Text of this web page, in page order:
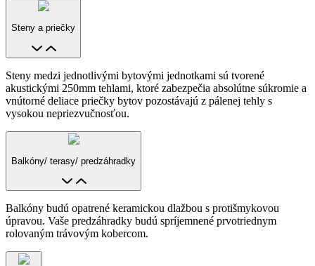
Steny a priečky
Steny medzi jednotlivými bytovými jednotkami sú tvorené
akustickými 250mm tehlami, ktoré zabezpečia absolútne súkromie a
vnútorné deliace priečky bytov pozostávajú z pálenej tehly s
vysokou nepriezvučnosťou.
Balkóny/ terasy/ predzáhradky
Balkóny budú opatrené keramickou dlažbou s protišmykovou
úpravou. Vaše predzáhradky budú spríjemnené prvotriednym
rolovaným trávovým kobercom.